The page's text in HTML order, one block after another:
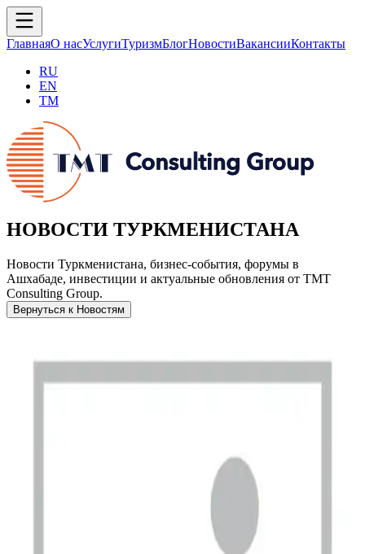
ГлавнаяО насУслугиТуризмБлогНовостиВакансииКонтакты
RU
EN
TM
НОВОСТИ ТУРКМЕНИСТАНА
Новости Туркменистана, бизнес-события, форумы в
Ашхабаде, инвестиции и актуальные обновления от TMT
Consulting Group.
Вернуться к Новостям